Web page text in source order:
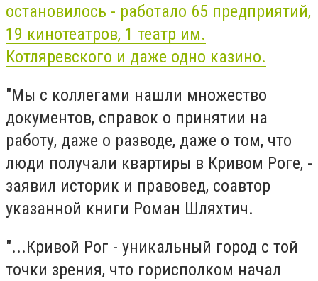
остановилось - работало 65 предприятий,
19 кинотеатров, 1 театр им.
Котляревского и даже одно казино.
"Мы с коллегами нашли множество
документов, справок о принятии на
работу, даже о разводе, даже о том, что
люди получали квартиры в Кривом Роге, -
заявил историк и правовед, соавтор
указанной книги Роман Шляхтич.
"...Кривой Рог - уникальный город с той
точки зрения, что горисполком начал